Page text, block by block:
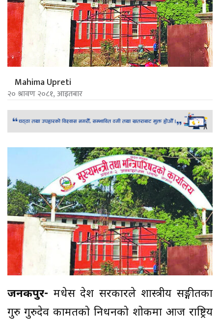
Mahima Upreti
२० श्रावण २०८१, आइतबार
जनकपुर- मधेस प्रदेश सरकारले शास्त्रीय सङ्गीतका
गुरु गुरुदेव कामतको निधनको शोकमा आज राष्ट्रिय